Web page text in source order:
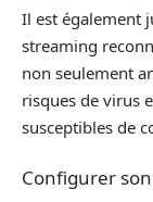
Il est également
streaming
non seulement
risques de virus
susceptibles de
Configurer